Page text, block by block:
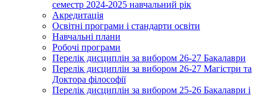
семестр 2024-2025 навчальний рік
Акредитація
Освітні програми і стандарти освіти
Навчальні плани
Робочі програми
Перелік дисциплін за вибором 26-27 Бакалаври
Перелік дисциплін за вибором 26-27 Магістри та
Доктора філософії
Перелік дисциплін за вибором 25-26 Бакалаври і